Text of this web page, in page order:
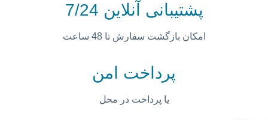
پشتیبانی آنلاین 7/24
امکان بازگشت سفارش تا 48 ساعت
پرداخت امن
یا پرداخت در محل